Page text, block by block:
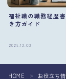
福祉職の職務経歴
き方ガイド
2025.12.03
HOME ＞ お役立ち